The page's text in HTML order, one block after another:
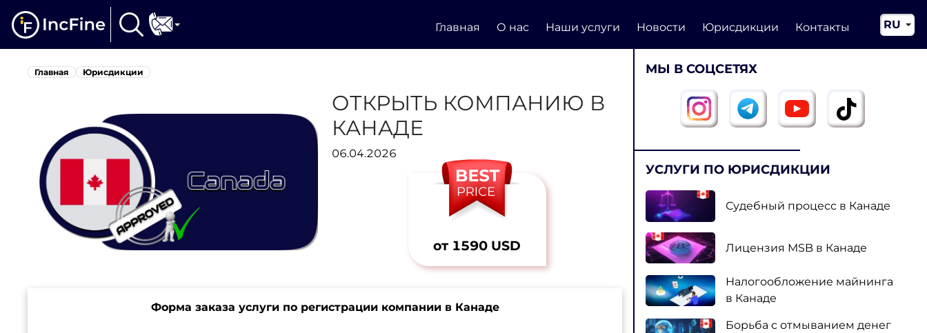
Главная О нас Наши услуги Новости Юрисдикции Контакты
RU
EN
Главная Юрисдикции
ОТКРЫТЬ КОМПАНИЮ В
КАНАДЕ
06.04.2026
от 1590 USD
Форма заказа услуги по регистрации компании в Канаде
МЫ В СОЦСЕТЯХ
УСЛУГИ ПО ЮРИСДИКЦИИ
Судебный процесс в Канаде
Лицензия MSB в Канаде
Налогообложение майнинга
в Канаде
Борьба с отмыванием денег